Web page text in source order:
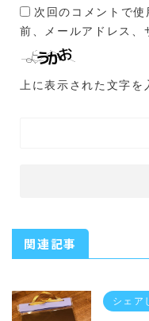
次回のコメントで
前、メールアドレス、
上に表示された文字を
関連記事
シェア